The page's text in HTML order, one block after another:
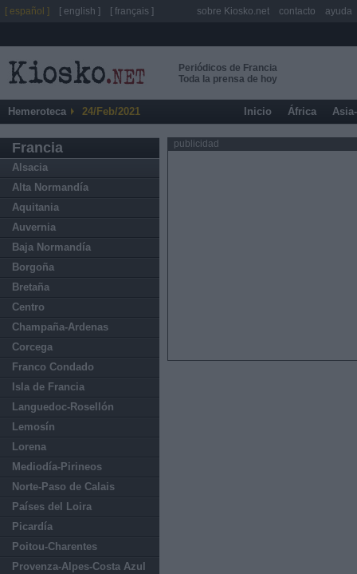
Periódicos de Francia
Toda la prensa de hoy
Hemeroteca 24/Feb/2021 Inicio África
Francia
Alsacia
Alta Normandía
Aquitania
Auvernia
Baja Normandía
Borgoña
Bretaña
Centro
Champaña-Ardenas
Corcega
Franco Condado
Isla de Francia
Languedoc-Rosellón
Lemosín
Lorena
Mediodía-Pirineos
Norte-Paso de Calais
Países del Loira
Picardía
Poitou-Charentes
Provenza-Alpes-Costa Azul
publicidad
[ español ] [ english ] [ français ] sobre Kiosko.net contacto ayuda